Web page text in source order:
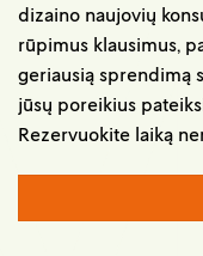
dizaino naujovių
rūpimus klausimus,
geriausią sprendimą
jūsų poreikius
Rezervuokite laiką